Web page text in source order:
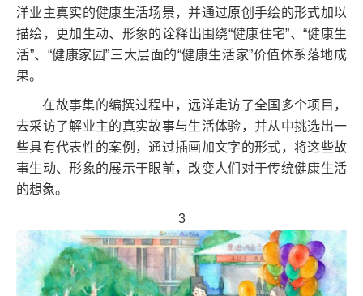
洋业主真实的健康生活场景，并通过原创手绘的形式加以
描绘，更加生动、形象的诠释出围绕“健康住宅”、“健康生
活”、“健康家园”三大层面的“健康生活家”价值体系落地成
果。
在故事集的编撰过程中，远洋走访了全国多个项目，
去采访了解业主的真实故事与生活体验，并从中挑选出一
些具有代表性的案例，通过插画加文字的形式，将这些故
事生动、形象的展示于眼前，改变人们对于传统健康生活
的想象。
3